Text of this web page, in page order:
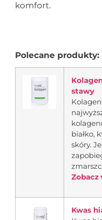
komfort.
Polecane produkty:
stawy
białko,
skóry.
Zobacz
Kwas